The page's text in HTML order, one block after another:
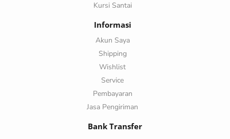
Kursi Santai
Informasi
Akun Saya
Shipping
Wishlist
Service
Pembayaran
Jasa Pengiriman
Bank Transfer